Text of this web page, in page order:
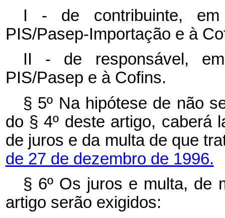
I - de contribuinte,
PIS/Pasep-Importação e à
II - de responsável,
PIS/Pasep e à Cofins.
§ 5º Na hipótese de não
do § 4º deste artigo, caberá
de juros e da multa de que
de 27 de dezembro de 1996.
§ 6º Os juros e multa, de
artigo serão exigidos: